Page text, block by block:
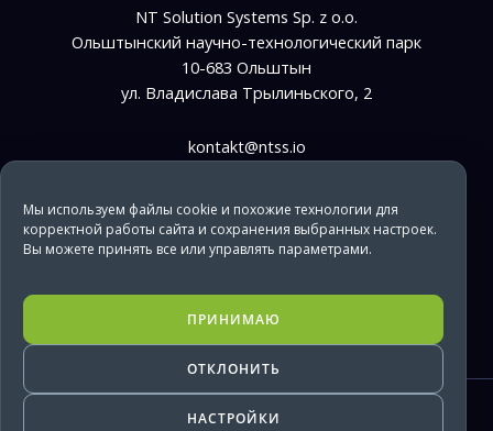
Мы используем файлы cookie и похожие технологии для
корректной работы сайта и сохранения выбранных настроек.
Вы можете принять все или управлять параметрами.
ПРИНИМАЮ
ОТКЛОНИТЬ
НАСТРОЙКИ
NT Solution Systems Sp. z o.o.
Ольштынский научно-технологический парк
10-683 Ольштын
ул. Владислава Трылиньского, 2
kontakt@ntss.io
bpo@ntss.io
+48 733 669 610
Copyright © 2026 NTSS